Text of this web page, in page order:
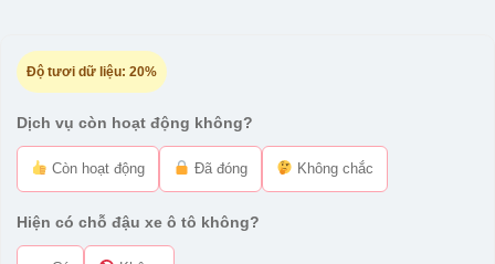
Độ tươi dữ liệu: 20%
Dịch vụ còn hoạt động không?
Còn hoạt động Đã đóng Không chắc
Hiện có chỗ đậu xe ô tô không?